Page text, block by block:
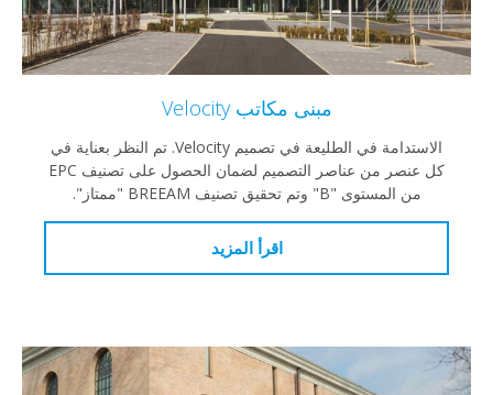
مبنى مكاتب Velocity
الاستدامة في الطليعة في تصميم Velocity. تم النظر بعناية في
كل عنصر من عناصر التصميم لضمان الحصول على تصنيف EPC
من المستوى "B" وتم تحقيق تصنيف BREEAM "ممتاز".
اقرأ المزيد